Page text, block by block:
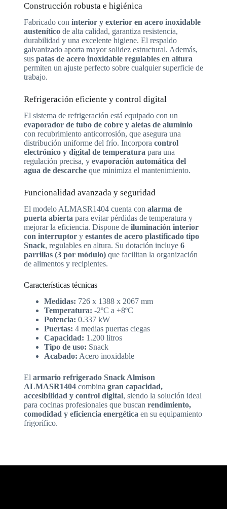
Construcción robusta e higiénica
Fabricado con interior y exterior en acero inoxidable
austeníticode alta calidad, garantiza resistencia,
durabilidad y una excelente higiene. El respaldo
galvanizado aporta mayor solidez estructural. Además,
sus patas de acero inoxidable regulables en altura
permiten un ajuste perfecto sobre cualquier superficie de
trabajo.
Refrigeración eficiente y control digital
El sistema de refrigeración está equipado con un
evaporador de tubo de cobre y aletas de aluminio
con recubrimiento anticorrosión, que asegura una
distribución uniforme del frío. Incorpora control
electrónico y digital de temperatura para una
regulación precisa, y evaporación automática del
agua de descarcheque minimiza el mantenimiento.
Funcionalidad avanzada y seguridad
El modelo ALMASR1404 cuenta con alarma de
puerta abierta para evitar pérdidas de temperatura y
mejorar la eficiencia. Dispone de iluminación interior
con interruptory estantes de acero plastificado tipo
Snack, regulables en altura. Su dotación incluye 6
parrillas (3 por módulo)que facilitan la organización
de alimentos y recipientes.
Características técnicas
Medidas: 726 x 1388 x 2067 mm
Temperatura: -2ºC a +8ºC
Potencia: 0.337 kW
Puertas: 4 medias puertas ciegas
Capacidad: 1.200 litros
Tipo de uso: Snack
Acabado: Acero inoxidable
El armario refrigerado Snack Almison
ALMASR1404combina gran capacidad,
accesibilidad y control digital, siendo la solución ideal
para cocinas profesionales que buscan rendimiento,
comodidad y eficiencia energética en su equipamiento
frigorífico.